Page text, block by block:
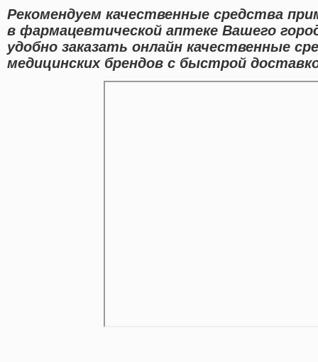
Рекомендуем качественные средства
в фармацевтической аптеке Вашего
удобно заказать онлайн качественные
медицинских брендов с быстрой